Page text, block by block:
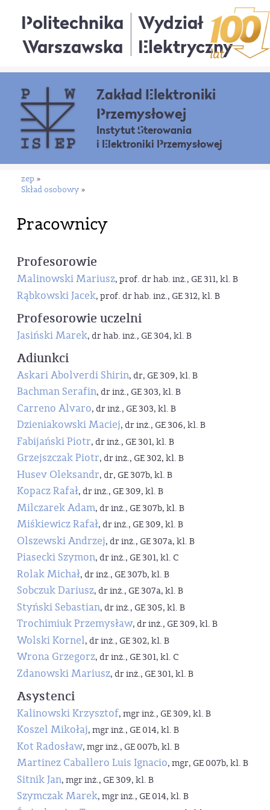
Politechnika
Warszawska
Wydział
Elektryczny
Zakład Elektroniki
Przemysłowej
Instytut Sterowania
i Elektroniki Przemysłowej
zep »
Skład osobowy »
Pracownicy
Profesorowie
Malinowski Mariusz, prof. dr hab. inż., GE 311, kl. B
Rąbkowski Jacek, prof. dr hab. inż., GE 312, kl. B
Profesorowie uczelni
Jasiński Marek, dr hab. inż., GE 304, kl. B
Adiunkci
Askari Abolverdi Shirin, dr, GE 309, kl. B
Bachman Serafin, dr inż., GE 303, kl. B
Carreno Alvaro, dr inż., GE 303, kl. B
Dzieniakowski Maciej, dr inż., GE 306, kl. B
Fabijański Piotr, dr inż., GE 301, kl. B
Grzejszczak Piotr, dr inż., GE 302, kl. B
Husev Oleksandr, dr, GE 307b, kl. B
Kopacz Rafał, dr inż., GE 309, kl. B
Milczarek Adam, dr inż., GE 307b, kl. B
Miśkiewicz Rafał, dr inż., GE 309, kl. B
Olszewski Andrzej, dr inż., GE 307a, kl. B
Piasecki Szymon, dr inż., GE 301, kl. C
Rolak Michał, dr inż., GE 307b, kl. B
Sobczuk Dariusz, dr inż., GE 307a, kl. B
Styński Sebastian, dr inż., GE 305, kl. B
Trochimiuk Przemysław, dr inż., GE 309, kl. B
Wolski Kornel, dr inż., GE 302, kl. B
Wrona Grzegorz, dr inż., GE 301, kl. C
Zdanowski Mariusz, dr inż., GE 301, kl. B
Asystenci
Kalinowski Krzysztof, mgr inż., GE 309, kl. B
Koszel Mikołaj, mgr inż., GE 014, kl. B
Kot Radosław, mgr inż., GE 007b, kl. B
Martinez Caballero Luis Ignacio, mgr, GE 007b, kl. B
Sitnik Jan, mgr inż., GE 309, kl. B
Szymczak Marek, mgr inż., GE 014, kl. B